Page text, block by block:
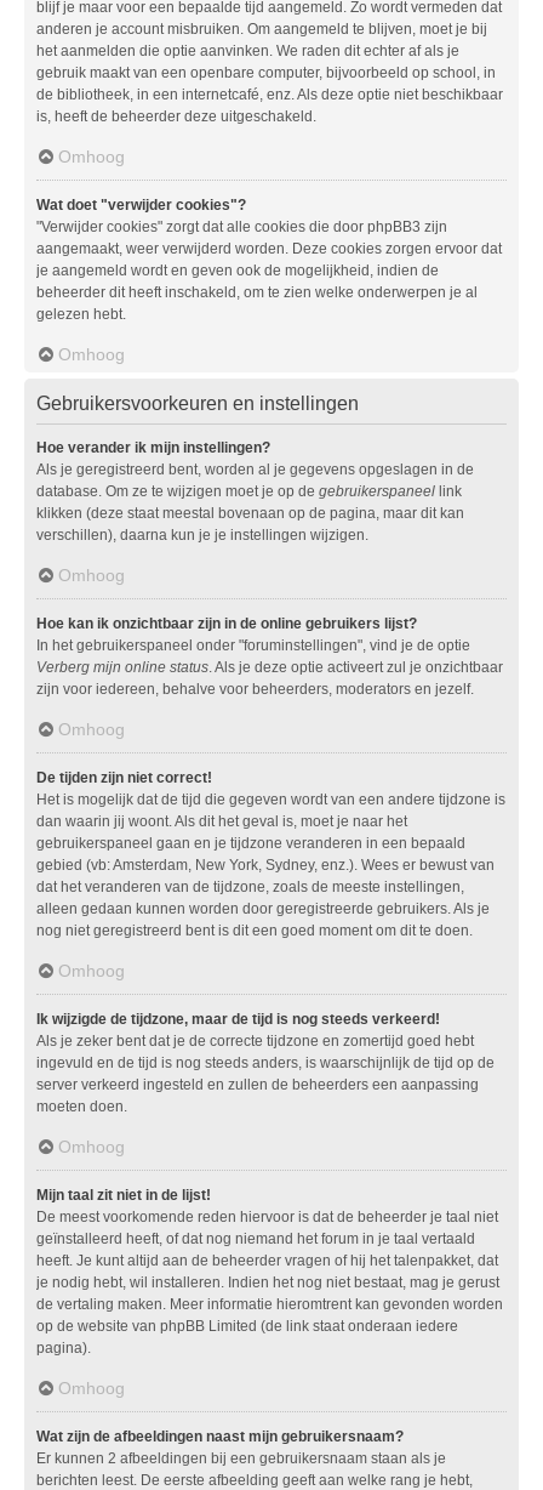
blijf je maar voor een bepaalde tijd aangemeld. Zo wordt vermeden dat
anderen je account misbruiken. Om aangemeld te blijven, moet je bij
het aanmelden die optie aanvinken. We raden dit echter af als je
gebruik maakt van een openbare computer, bijvoorbeeld op school, in
de bibliotheek, in een internetcafé, enz. Als deze optie niet beschikbaar
is, heeft de beheerder deze uitgeschakeld.
Omhoog
Wat doet "verwijder cookies"?
"Verwijder cookies" zorgt dat alle cookies die door phpBB3 zijn
aangemaakt, weer verwijderd worden. Deze cookies zorgen ervoor dat
je aangemeld wordt en geven ook de mogelijkheid, indien de
beheerder dit heeft inschakeld, om te zien welke onderwerpen je al
gelezen hebt.
Omhoog
Gebruikersvoorkeuren en instellingen
Hoe verander ik mijn instellingen?
Als je geregistreerd bent, worden al je gegevens opgeslagen in de
database. Om ze te wijzigen moet je op de gebruikerspaneel link
klikken (deze staat meestal bovenaan op de pagina, maar dit kan
verschillen), daarna kun je je instellingen wijzigen.
Omhoog
Hoe kan ik onzichtbaar zijn in de online gebruikers lijst?
In het gebruikerspaneel onder "foruminstellingen", vind je de optie
Verberg mijn online status . Als je deze optie activeert zul je onzichtbaar
zijn voor iedereen, behalve voor beheerders, moderators en jezelf.
Omhoog
De tijden zijn niet correct!
Het is mogelijk dat de tijd die gegeven wordt van een andere tijdzone is
dan waarin jij woont. Als dit het geval is, moet je naar het
gebruikerspaneel gaan en je tijdzone veranderen in een bepaald
gebied (vb: Amsterdam, New York, Sydney, enz.). Wees er bewust van
dat het veranderen van de tijdzone, zoals de meeste instellingen,
alleen gedaan kunnen worden door geregistreerde gebruikers. Als je
nog niet geregistreerd bent is dit een goed moment om dit te doen.
Omhoog
Ik wijzigde de tijdzone, maar de tijd is nog steeds verkeerd!
Als je zeker bent dat je de correcte tijdzone en zomertijd goed hebt
ingevuld en de tijd is nog steeds anders, is waarschijnlijk de tijd op de
server verkeerd ingesteld en zullen de beheerders een aanpassing
moeten doen.
Omhoog
Mijn taal zit niet in de lijst!
De meest voorkomende reden hiervoor is dat de beheerder je taal niet
geïnstalleerd heeft, of dat nog niemand het forum in je taal vertaald
heeft. Je kunt altijd aan de beheerder vragen of hij het talenpakket, dat
je nodig hebt, wil installeren. Indien het nog niet bestaat, mag je gerust
de vertaling maken. Meer informatie hieromtrent kan gevonden worden
op de website van phpBB Limited (de link staat onderaan iedere
pagina).
Omhoog
Wat zijn de afbeeldingen naast mijn gebruikersnaam?
Er kunnen 2 afbeeldingen bij een gebruikersnaam staan als je
berichten leest. De eerste afbeelding geeft aan welke rang je hebt,